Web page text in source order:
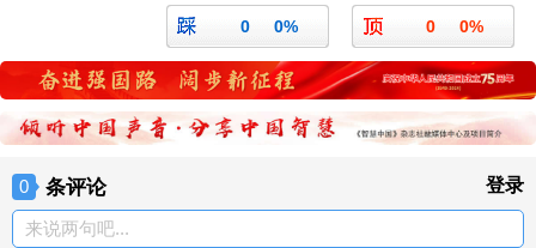
0 0%
0 0%
0 条评论 登录
来说两句吧...